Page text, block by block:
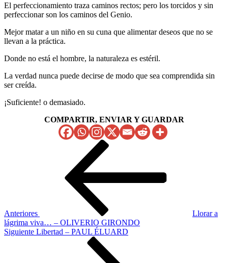
El perfeccionamiento traza caminos rectos; pero los torcidos y sin
perfeccionar son los caminos del Genio.
Mejor matar a un niño en su cuna que alimentar deseos que no se
llevan a la práctica.
Donde no está el hombre, la naturaleza es estéril.
La verdad nunca puede decirse de modo que sea comprendida sin
ser creída.
¡Suficiente! o demasiado.
COMPARTIR, ENVIAR Y GUARDAR
Anteriores
Llorar a
lágrima viva… – OLIVERIO GIRONDO
Siguiente
Siguiente Libertad – PAUL ÉLUARD